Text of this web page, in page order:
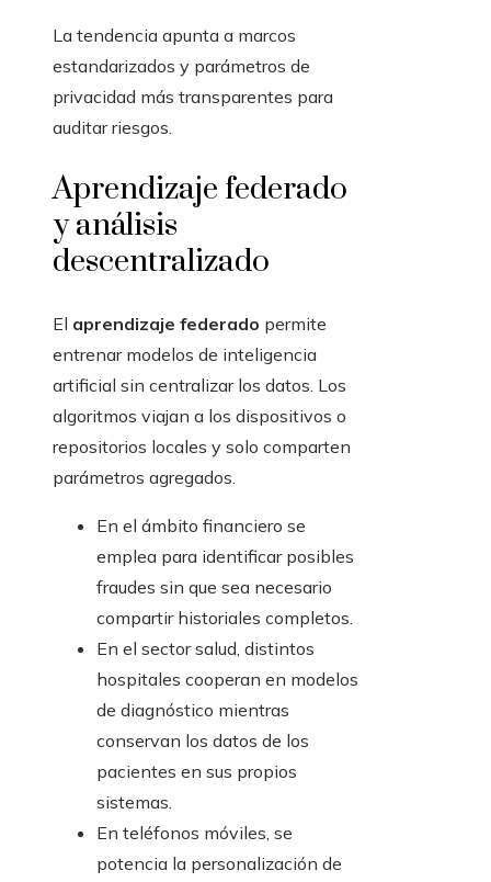
La tendencia apunta a marcos
estandarizados y parámetros de
privacidad más transparentes para
auditar riesgos.
Aprendizaje federado
y análisis
descentralizado
El aprendizaje federado permite
entrenar modelos de inteligencia
artificial sin centralizar los datos. Los
algoritmos viajan a los dispositivos o
repositorios locales y solo comparten
parámetros agregados.
En el ámbito financiero se
emplea para identificar posibles
fraudes sin que sea necesario
compartir historiales completos.
En el sector salud, distintos
hospitales cooperan en modelos
de diagnóstico mientras
conservan los datos de los
pacientes en sus propios
sistemas.
En teléfonos móviles, se
potencia la personalización de